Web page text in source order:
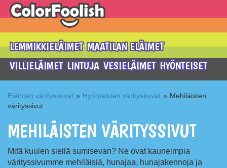
LEMMIKKIELÄIMET MAATILAN ELÄIMET
VILLIELÄIMET LINTUJA VESIELÄIMET HYÖNTEISET
Eläinten värityskuvat » Hyönteisten värityskuvat » Mehiläisten
värityssivut
MEHILÄISTEN VÄRITYSSIVUT
Mitä kuulen siellä sumisevan? Ne ovat kauneimpia
värityssivumme mehiläisiä, hunajaa, hunajakennoja ja